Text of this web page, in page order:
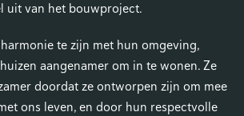
uit van het bouwproject.
te zijn met hun omgeving,
aangenamer om in te wonen. Ze
doordat ze ontworpen zijn om mee
ons leven, en door hun respectvolle